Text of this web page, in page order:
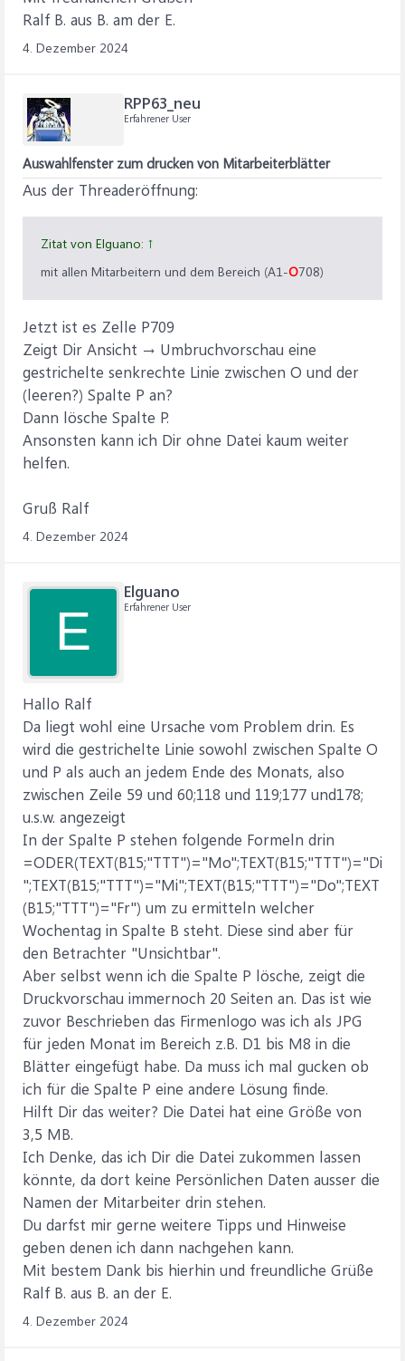
Ralf B. aus B. am der E.
4. Dezember 2024
RPP63_neu
Erfahrener User
Auswahlfenster zum drucken von Mitarbeiterblätter
Aus der Threaderöffnung:
Zitat von Elguano: ↑
mit allen Mitarbeitern und dem Bereich (A1-O708)
Jetzt ist es Zelle P709
Zeigt Dir Ansicht → Umbruchvorschau eine
gestrichelte senkrechte Linie zwischen O und der
(leeren?) Spalte P an?
Dann lösche Spalte P.
Ansonsten kann ich Dir ohne Datei kaum weiter
helfen.
Gruß Ralf
4. Dezember 2024
E
Elguano
Erfahrener User
Hallo Ralf
Da liegt wohl eine Ursache vom Problem drin. Es
wird die gestrichelte Linie sowohl zwischen Spalte O
und P als auch an jedem Ende des Monats, also
zwischen Zeile 59 und 60;118 und 119;177 und178;
u.s.w. angezeigt
In der Spalte P stehen folgende Formeln drin
=ODER(TEXT(B15;"TTT")="Mo";TEXT(B15;"TTT")="Di
";TEXT(B15;"TTT")="Mi";TEXT(B15;"TTT")="Do";TEXT
(B15;"TTT")="Fr") um zu ermitteln welcher
Wochentag in Spalte B steht. Diese sind aber für
den Betrachter "Unsichtbar".
Aber selbst wenn ich die Spalte P lösche, zeigt die
Druckvorschau immernoch 20 Seiten an. Das ist wie
zuvor Beschrieben das Firmenlogo was ich als JPG
für jeden Monat im Bereich z.B. D1 bis M8 in die
Blätter eingefügt habe. Da muss ich mal gucken ob
ich für die Spalte P eine andere Lösung finde.
Hilft Dir das weiter? Die Datei hat eine Größe von
3,5 MB.
Ich Denke, das ich Dir die Datei zukommen lassen
könnte, da dort keine Persönlichen Daten ausser die
Namen der Mitarbeiter drin stehen.
Du darfst mir gerne weitere Tipps und Hinweise
geben denen ich dann nachgehen kann.
Mit bestem Dank bis hierhin und freundliche Grüße
Ralf B. aus B. an der E.
4. Dezember 2024